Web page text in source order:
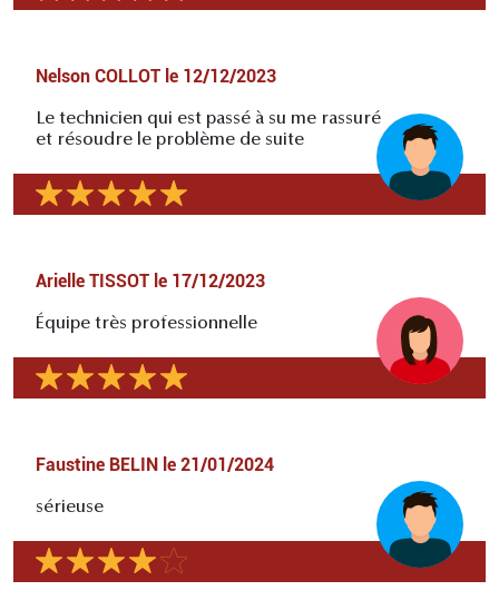
Nelson COLLOT le 12/12/2023
Le technicien qui est passé à su me rassuré
et résoudre le problème de suite
Arielle TISSOT le 17/12/2023
Équipe très professionnelle
Faustine BELIN le 21/01/2024
sérieuse